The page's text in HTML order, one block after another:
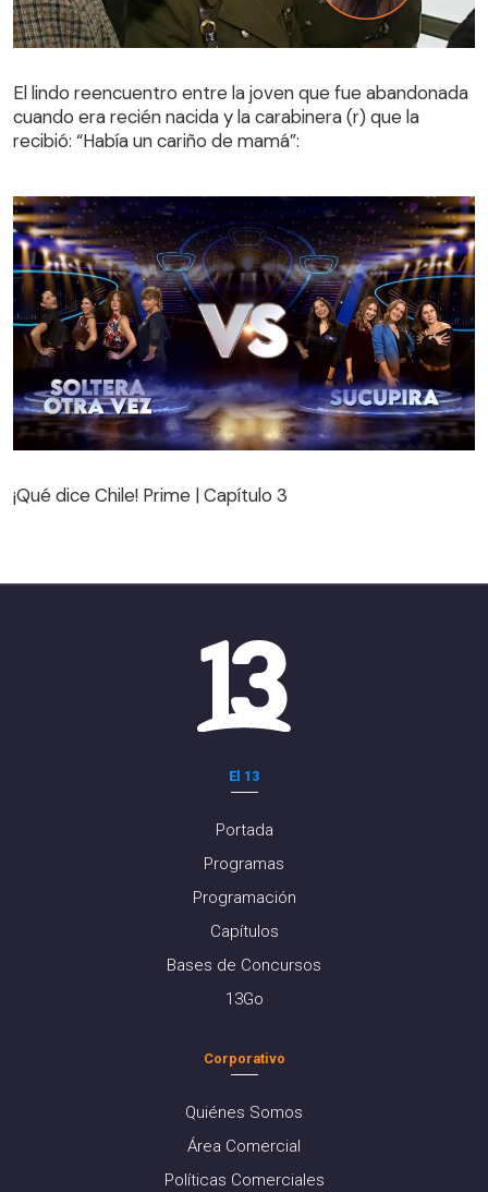
cuando era recién nacida y la carabinera (r) que la
recibió: “Había un cariño de mamá”:
El lindo reencuentro entre la joven que fue abandonada
cuando era recién nacida y la carabinera (r) que la
recibió: “Había un cariño de mamá”:
¡Qué dice Chile! Prime | Capítulo 3
El 13
Portada
Programas
Programación
Capítulos
Bases de Concursos
13Go
Corporativo
Quiénes Somos
Área Comercial
Políticas Comerciales